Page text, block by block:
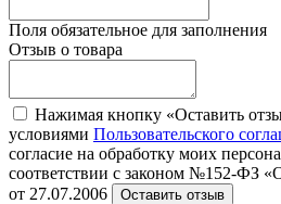
Поля обязательное для заполнения
Отзыв о товара
Нажимая кнопку «Оставить
условиями Пользовательского
согласие на обработку моих
соответствии с законом №152-ФЗ
от 27.07.2006
Оставить отзыв